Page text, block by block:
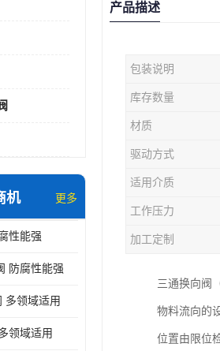
机 更多
性能强
防腐性能强
多领域适用
领域适用
产品描述
包装说明
库存数量
材质
驱动方式
适用介质
工作压力
加工定制
三通换向阀
物料流向的
位置由限位